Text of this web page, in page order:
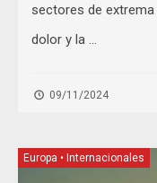
sectores de
dolor y la …
09/11/2024
Europa • Internacionales